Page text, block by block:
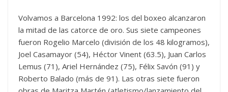
Volvamos a Barcelona 1992: los del boxeo alcanzaron
la mitad de las catorce de oro. Sus siete campeones
fueron Rogelio Marcelo (división de los 48 kilogramos),
Joel Casamayor (54), Héctor Vinent (63.5), Juan Carlos
Lemus (71), Ariel Hernández (75), Félix Savón (91) y
Roberto Balado (más de 91). Las otras siete fueron